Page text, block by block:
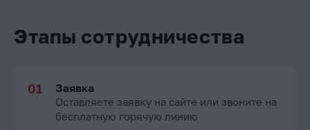
Этапы сотрудничества
Заявка
Оставляете заявку на сайте или звоните на
бесплатную горячую линию